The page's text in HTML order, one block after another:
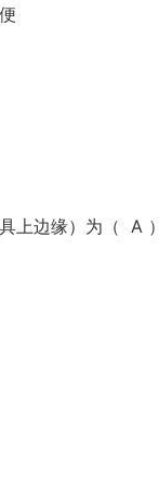
上边缘）为（ A